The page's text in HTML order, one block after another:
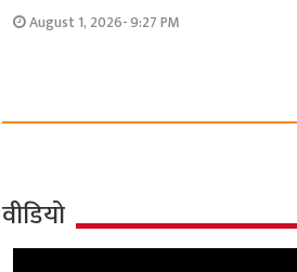
August 1, 2026- 9:27 PM
वीडियो